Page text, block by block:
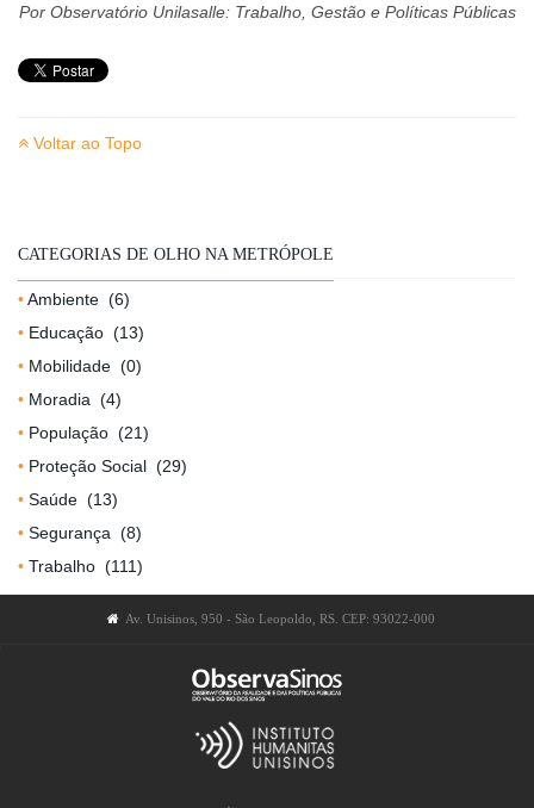
Por Observatório Unilasalle: Trabalho, Gestão e Políticas Públicas
Voltar ao Topo
CATEGORIAS DE OLHO NA METRÓPOLE
Ambiente (6)
Educação (13)
Mobilidade (0)
Moradia (4)
População (21)
Proteção Social (29)
Saúde (13)
Segurança (8)
Trabalho (111)
Av. Unisinos, 950 - São Leopoldo, RS. CEP: 93022-000